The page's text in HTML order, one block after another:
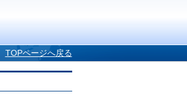
TOPページへ戻る